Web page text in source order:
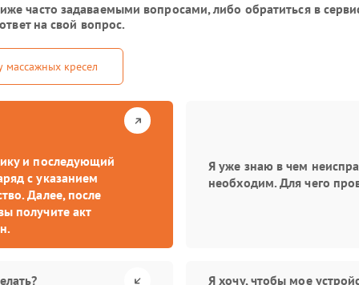
часто задаваемыми вопросами, либо обратиться в
на свой вопрос.
кресел
и последующий
с указанием
Далее, после
получите акт
Я уже знаю в чем
необходим. Для чего
Я хочу, чтобы мое